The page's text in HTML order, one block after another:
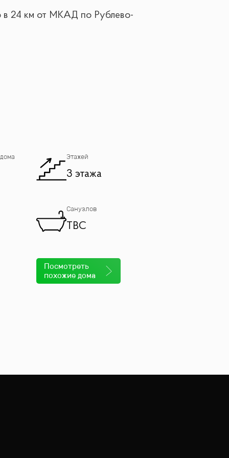
в 24 км от МКАД по Рублево-
с ванными
Этажей
3 этажа
Санузлов
TBC
Посмотреть
похожие дома